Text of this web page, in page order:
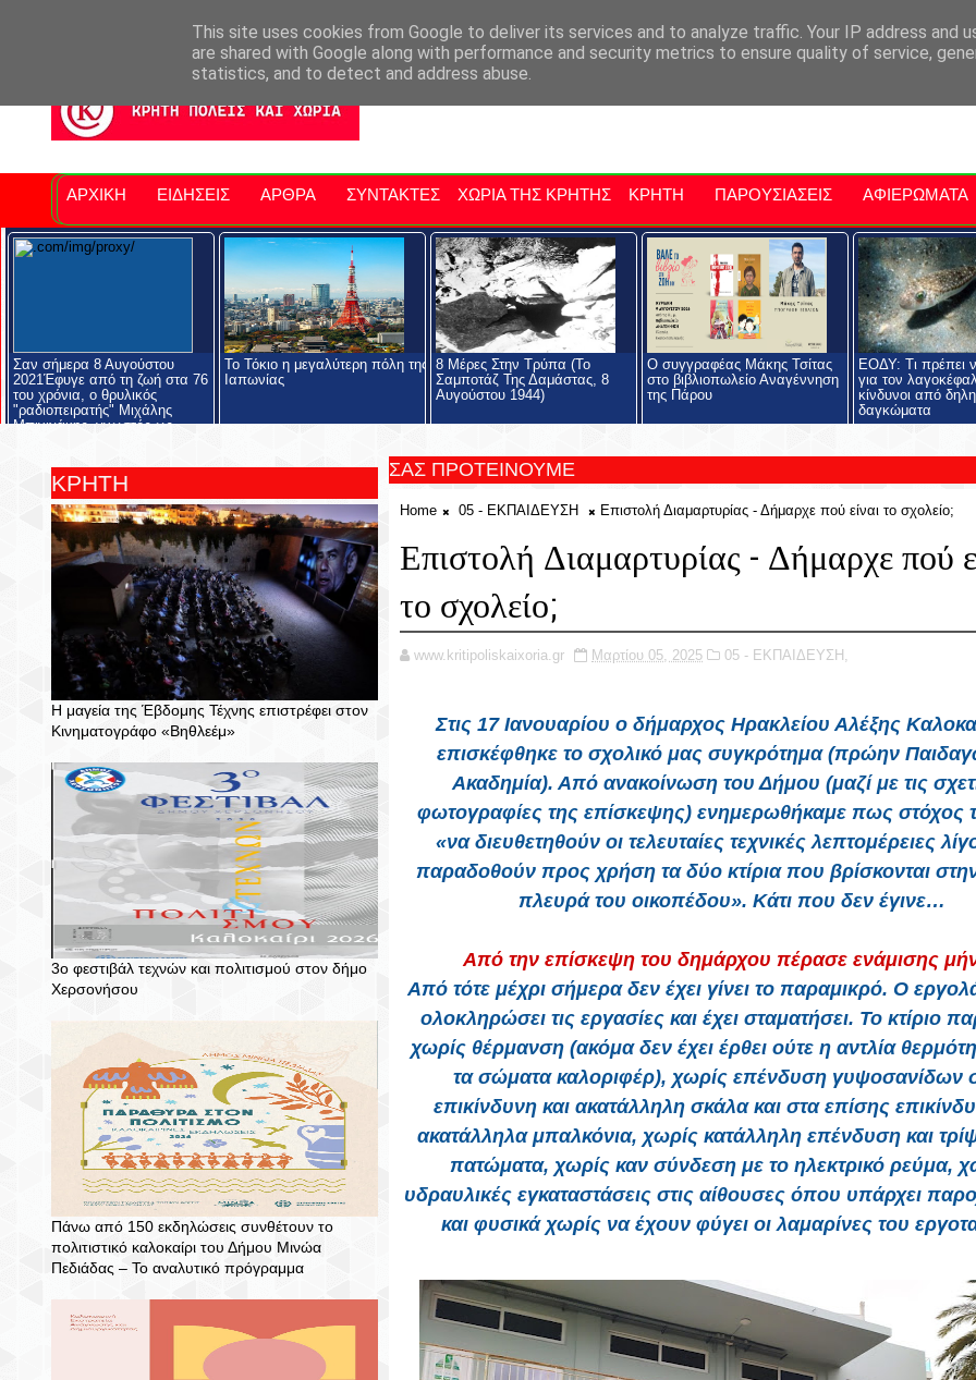
Νομός Λασιθίου Αγαπάμε Ρέθυμνο Επαρχία Μαλεβιζίου Εκδηλώσεις Στην Κρήτη Kriti Traveller
ΑΡΧΙΚΗ ΕΙΔΗΣΕΙΣ ΑΡΘΡΑ ΣΥΝΤΑΚΤΕΣ ΧΩΡΙΑ ΤΗΣ ΚΡΗΤΗΣ ΚΡΗΤΗ ΠΑΡΟΥΣΙΑΣΕΙΣ ΑΦΙΕΡΩΜΑΤΑ
Σαν σήμερα 8 Αυγούστου
2021Έφυγε από τη ζωή στα 76
του χρόνια, ο θρυλικός
"ραδιοπειρατής" Μιχάλης
Μπινιχάκης, γνωστός ως
Το Τόκιο η μεγαλύτερη πόλη της
Ιαπωνίας
8 Μέρες Στην Τρύπα (Το
Σαμποτάζ Της Δαμάστας, 8
Αυγούστου 1944)
Ο συγγραφέας Μάκης Τσίτας
στο βιβλιοπωλείο Αναγέννηση
της Πάρου
ΕΟΔΥ: Τι πρέπει
για τον
κίνδυνοι από
δαγκώματα
ΚΡΗΤΗ
Η μαγεία της Έβδομης Τέχνης επιστρέφει στον
Κινηματογράφο «Βηθλεέμ»
3ο φεστιβάλ τεχνών και πολιτισμού στον δήμο
Χερσονήσου
Πάνω από 150 εκδηλώσεις συνθέτουν το
πολιτιστικό καλοκαίρι του Δήμου Μινώα
Πεδιάδας – To αναλυτικό πρόγραμμα
ΣΑΣ ΠΡΟΤΕΙΝΟΥΜΕ
Home 05 - ΕΚΠΑΙΔΕΥΣΗ Επιστολή Διαμαρτυρίας - Δήμαρχε πού είναι το σχολείο;
Επιστολή Διαμαρτυρίας - Δήμαρχε πού
το σχολείο;
www.kritipoliskaixoria.gr Μαρτίου 05, 2025 05 - ΕΚΠΑΙΔΕΥΣΗ,
Στις 17 Ιανουαρίου ο δήμαρχος Ηρακλείου Αλέξης
επισκέφθηκε το σχολικό μας συγκρότημα (πρώην
Ακαδημία). Από ανακοίνωση του Δήμου (μαζί με τις
φωτογραφίες της επίσκεψης) ενημερωθήκαμε πως στόχος
«να διευθετηθούν οι τελευταίες τεχνικές λεπτομέρειες
παραδοθούν προς χρήση τα δύο κτίρια που βρίσκονται
πλευρά του οικοπέδου». Κάτι που δεν έγινε…
Από την επίσκεψη του δημάρχου πέρασε ενάμισης
Από τότε μέχρι σήμερα δεν έχει γίνει το παραμικρό. Ο
ολοκληρώσει τις εργασίες και έχει σταματήσει. Το κτίριο
χωρίς θέρμανση (ακόμα δεν έχει έρθει ούτε η αντλία
τα σώματα καλοριφέρ), χωρίς επένδυση γυψοσανίδων
επικίνδυνη και ακατάλληλη σκάλα και στα επίσης
ακατάλληλα μπαλκόνια, χωρίς κατάλληλη επένδυση και
πατώματα, χωρίς καν σύνδεση με το ηλεκτρικό ρεύμα,
υδραυλικές εγκαταστάσεις στις αίθουσες όπου υπάρχει
και φυσικά χωρίς να έχουν φύγει οι λαμαρίνες του
This site uses cookies from Google to deliver its services and to analyze traffic. Your IP address and
are shared with Google along with performance and security metrics to ensure quality of service,
statistics, and to detect and address abuse.